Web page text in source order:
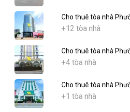
Cho thuê tòa nhà
+12 tòa nhà
Cho thuê tòa nhà
+4 tòa nhà
Cho thuê tòa nhà
+1 tòa nhà